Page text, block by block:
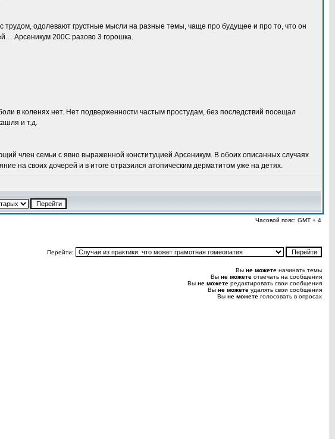
трудом, одолевают грустные мысли на разные темы, чаще про будущее и про то, что он
Арсеникум 200С разово 3 горошка.
в коленях нет. Нет подверженности частым простудам, без последствий посещал
и т.д.
член семьи с явно выраженной конституцией Арсеникум. В обоих описанных случаях
на своих дочерей и в итоге отразился атопическим дерматитом уже на детях.
Часовой пояс: GMT + 4
Перейти:
Вы не можете начинать темы
Вы не можете отвечать на сообщения
Вы не можете редактировать свои сообщения
Вы не можете удалять свои сообщения
Вы не можете голосовать в опросах